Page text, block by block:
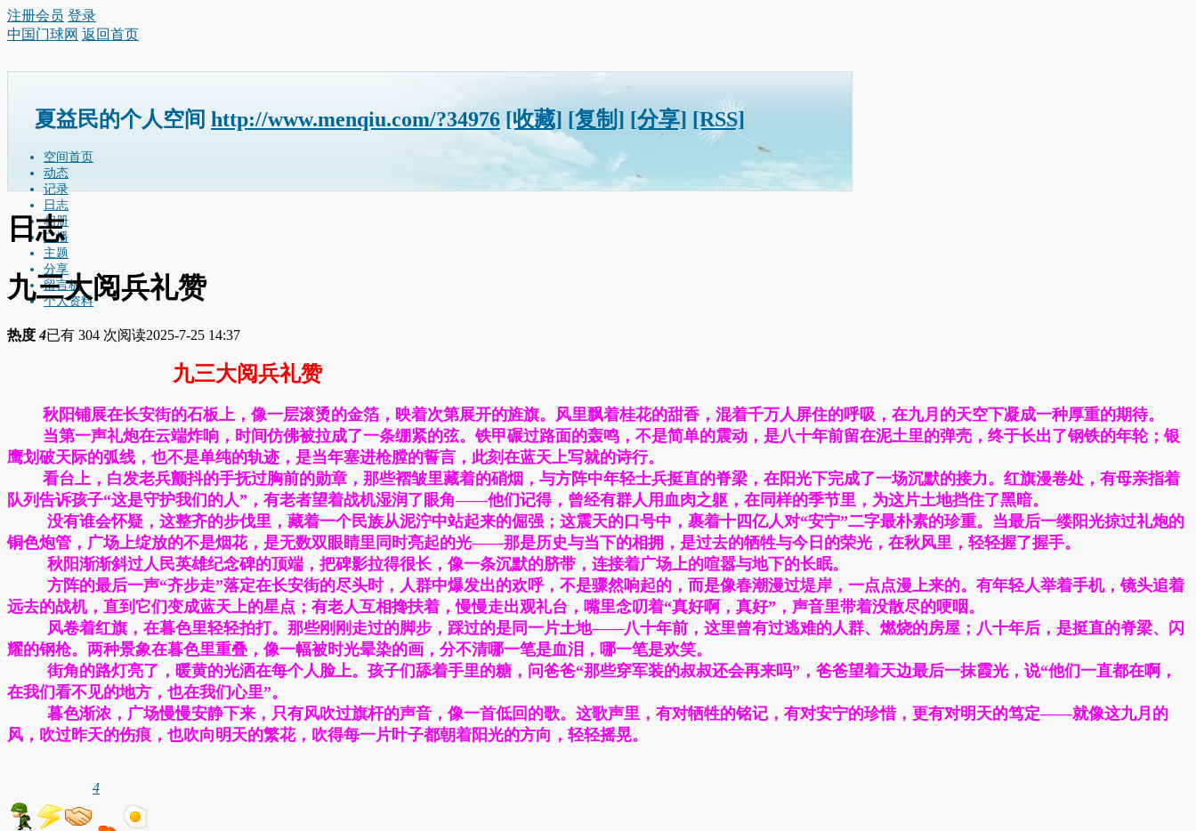
注册会员 登录
中国门球网 返回首页
夏益民的个人空间 http://www.menqiu.com/?34976 [收藏] [复制] [分享] [RSS]
空间首页
动态
记录
日志
相册
广播
主题
分享
留言板
个人资料
日志
九三大阅兵礼赞
热度4已有 304 次阅读2025-7-25 14:37
九三大阅兵礼赞
秋阳铺展在长安街的石板上，像一层滚烫的金箔，映着次第展开的旌旗。风里飘着桂花的甜香，混着千万人屏住的呼吸，在九月的天空下凝成一种厚重的期待。
当第一声礼炮在云端炸响，时间仿佛被拉成了一条绷紧的弦。铁甲碾过路面的轰鸣，不是简单的震动，是八十年前留在泥土里的弹壳，终于长出了钢铁的年轮；银
鹰划破天际的弧线，也不是单纯的轨迹，是当年塞进枪膛的誓言，此刻在蓝天上写就的诗行。
看台上，白发老兵颤抖的手抚过胸前的勋章，那些褶皱里藏着的硝烟，与方阵中年轻士兵挺直的脊梁，在阳光下完成了一场沉默的接力。红旗漫卷处，有母亲指着
队列告诉孩子“这是守护我们的人”，有老者望着战机湿润了眼角——他们记得，曾经有群人用血肉之躯，在同样的季节里，为这片土地挡住了黑暗。
没有谁会怀疑，这整齐的步伐里，藏着一个民族从泥泞中站起来的倔强；这震天的口号中，裹着十四亿人对“安宁”二字最朴素的珍重。当最后一缕阳光掠过礼炮的
铜色炮管，广场上绽放的不是烟花，是无数双眼睛里同时亮起的光——那是历史与当下的相拥，是过去的牺牲与今日的荣光，在秋风里，轻轻握了握手。
秋阳渐渐斜过人民英雄纪念碑的顶端，把碑影拉得很长，像一条沉默的脐带，连接着广场上的喧嚣与地下的长眠。
方阵的最后一声“齐步走”落定在长安街的尽头时，人群中爆发出的欢呼，不是骤然响起的，而是像春潮漫过堤岸，一点点漫上来的。有年轻人举着手机，镜头追着
远去的战机，直到它们变成蓝天上的星点；有老人互相搀扶着，慢慢走出观礼台，嘴里念叨着“真好啊，真好”，声音里带着没散尽的哽咽。
风卷着红旗，在暮色里轻轻拍打。那些刚刚走过的脚步，踩过的是同一片土地——八十年前，这里曾有过逃难的人群、燃烧的房屋；八十年后，是挺直的脊梁、闪
耀的钢枪。两种景象在暮色里重叠，像一幅被时光晕染的画，分不清哪一笔是血泪，哪一笔是欢笑。
街角的路灯亮了，暖黄的光洒在每个人脸上。孩子们舔着手里的糖，问爸爸“那些穿军装的叔叔还会再来吗”，爸爸望着天边最后一抹霞光，说“他们一直都在啊，
在我们看不见的地方，也在我们心里”。
暮色渐浓，广场慢慢安静下来，只有风吹过旗杆的声音，像一首低回的歌。这歌声里，有对牺牲的铭记，有对安宁的珍惜，更有对明天的笃定——就像这九月的
风，吹过昨天的伤痕，也吹向明天的繁花，吹得每一片叶子都朝着阳光的方向，轻轻摇晃。
4